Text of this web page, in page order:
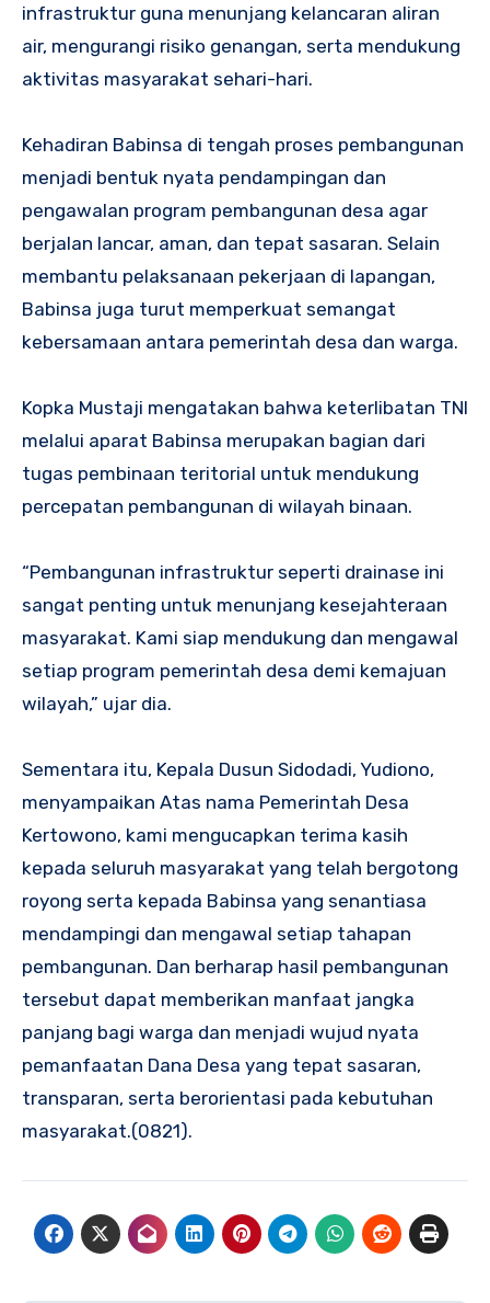
infrastruktur guna menunjang kelancaran aliran
air, mengurangi risiko genangan, serta mendukung
aktivitas masyarakat sehari-hari.
Kehadiran Babinsa di tengah proses pembangunan
menjadi bentuk nyata pendampingan dan
pengawalan program pembangunan desa agar
berjalan lancar, aman, dan tepat sasaran. Selain
membantu pelaksanaan pekerjaan di lapangan,
Babinsa juga turut memperkuat semangat
kebersamaan antara pemerintah desa dan warga.
Kopka Mustaji mengatakan bahwa keterlibatan TNI
melalui aparat Babinsa merupakan bagian dari
tugas pembinaan teritorial untuk mendukung
percepatan pembangunan di wilayah binaan.
“Pembangunan infrastruktur seperti drainase ini
sangat penting untuk menunjang kesejahteraan
masyarakat. Kami siap mendukung dan mengawal
setiap program pemerintah desa demi kemajuan
wilayah,” ujar dia.
Sementara itu, Kepala Dusun Sidodadi, Yudiono,
menyampaikan Atas nama Pemerintah Desa
Kertowono, kami mengucapkan terima kasih
kepada seluruh masyarakat yang telah bergotong
royong serta kepada Babinsa yang senantiasa
mendampingi dan mengawal setiap tahapan
pembangunan. Dan berharap hasil pembangunan
tersebut dapat memberikan manfaat jangka
panjang bagi warga dan menjadi wujud nyata
pemanfaatan Dana Desa yang tepat sasaran,
transparan, serta berorientasi pada kebutuhan
masyarakat.(0821).